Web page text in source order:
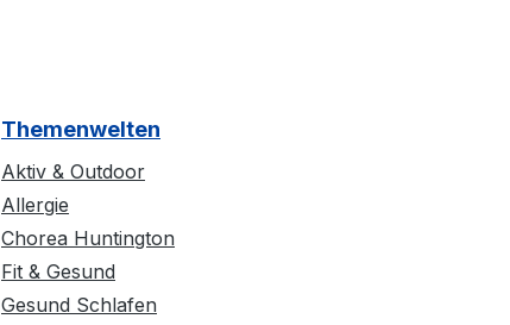
Themenwelten
Aktiv & Outdoor
Allergie
Chorea Huntington
Fit & Gesund
Gesund Schlafen